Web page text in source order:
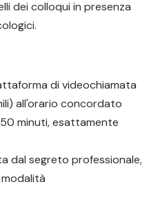
dei colloqui in presenza
di videochiamata
all'orario concordato
minuti, esattamente
dal segreto professionale,